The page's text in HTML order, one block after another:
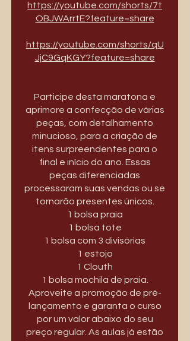
https://youtube.com/shorts/7t
OBJWArrtE?feature=share
https://youtube.com/shorts/qU
JjC9GqKGY?feature=share
Participe desta maratona e
aprimore a confecção de várias
peças, com detalhamento
minucioso, para a criação de
itens surpreendentes para o
final e início do ano. Essas
peças diferenciadas
processaram suas vendas ou se
tornarão presentes únicos.
1 bolsa praia
1 bolsa tote
1 bolsa com 3 divisórias
1 estojo
1 Clouth
1 bolsa mochila de praia.
Aproveite a promoção de pré-
lançamento e garanta o curso
por um valor abaixo do seu
preço regular. As aulas já estão